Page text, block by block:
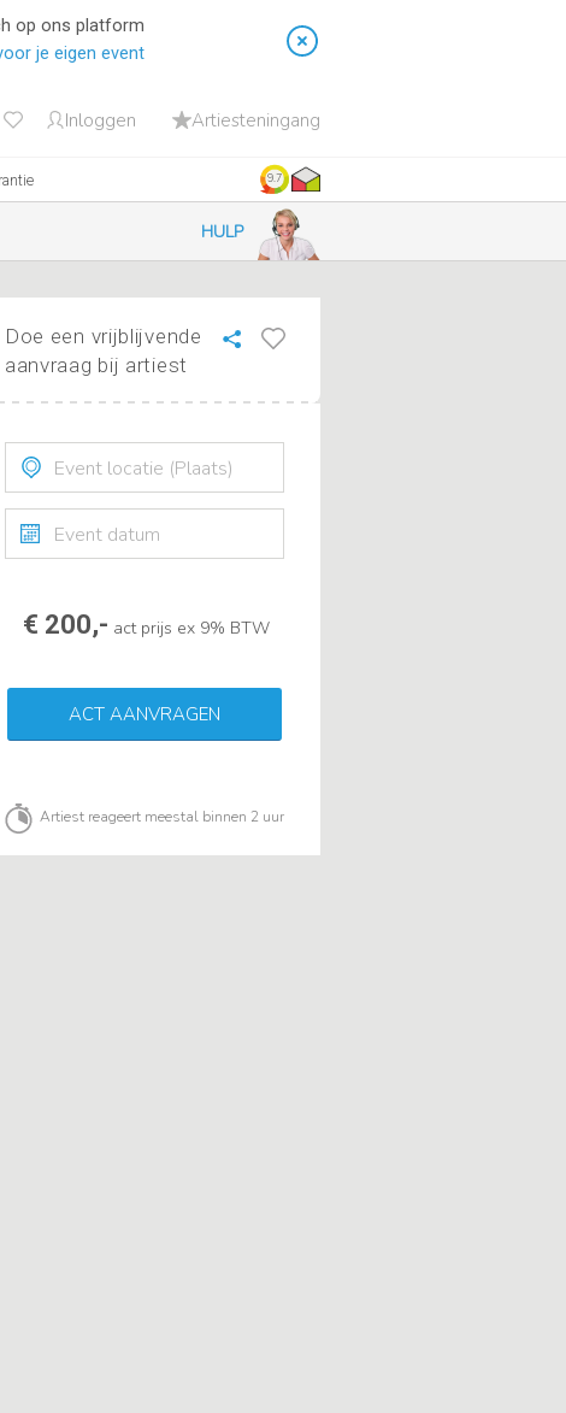
op ons platform
je eigen event
Inloggen Artiesteningang
9.7
HULP
Doe een vrijblijvende
aanvraag bij artiest
€ 200,- act prijs ex 9% BTW
ACT AANVRAGEN
Artiest reageert meestal binnen 2 uur